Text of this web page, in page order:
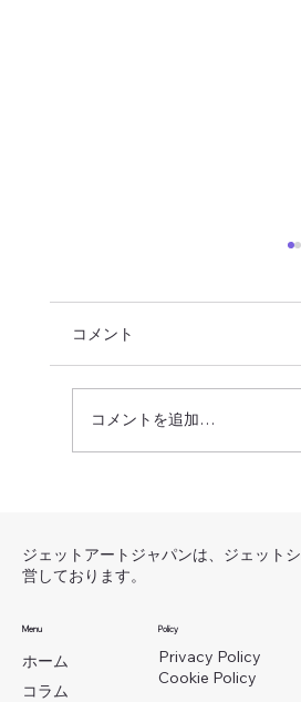
コメント
コメントを追加…
ジェットアートジャパンは、ジェット
営しております。
Menu
ホーム
コラム
Policy
Privacy Policy
Cookie Policy